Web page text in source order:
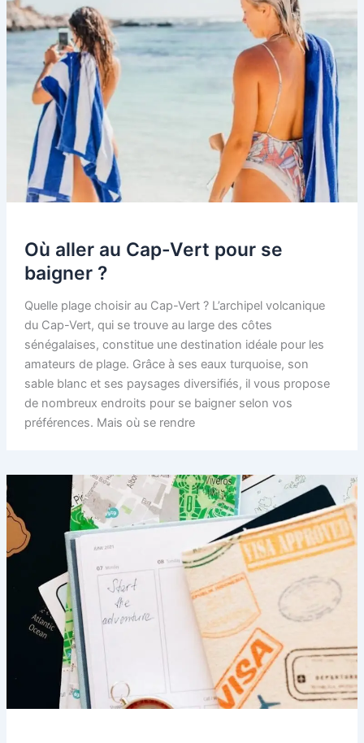
Où aller au Cap-Vert pour se
baigner ?
Quelle plage choisir au Cap-Vert ? L’archipel volcanique
du Cap-Vert, qui se trouve au large des côtes
sénégalaises, constitue une destination idéale pour les
amateurs de plage. Grâce à ses eaux turquoise, son
sable blanc et ses paysages diversifiés, il vous propose
de nombreux endroits pour se baigner selon vos
préférences. Mais où se rendre